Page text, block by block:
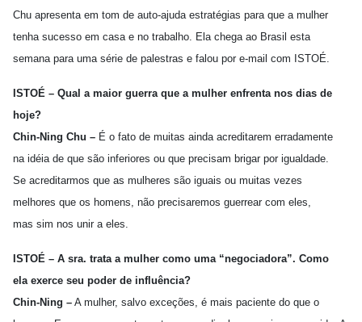
Chu apresenta em tom de auto-ajuda estratégias para que a mulher
tenha sucesso em casa e no trabalho. Ela chega ao Brasil esta
semana para uma série de palestras e falou por e-mail com ISTOÉ.
ISTOÉ – Qual a maior guerra que a mulher enfrenta nos dias de
hoje?
Chin-Ning Chu – É o fato de muitas ainda acreditarem erradamente
na idéia de que são inferiores ou que precisam brigar por igualdade.
Se acreditarmos que as mulheres são iguais ou muitas vezes
melhores que os homens, não precisaremos guerrear com eles,
mas sim nos unir a eles.
ISTOÉ – A sra. trata a mulher como uma “negociadora”. Como
ela exerce seu poder de influência?
Chin-Ning – A mulher, salvo exceções, é mais paciente do que o